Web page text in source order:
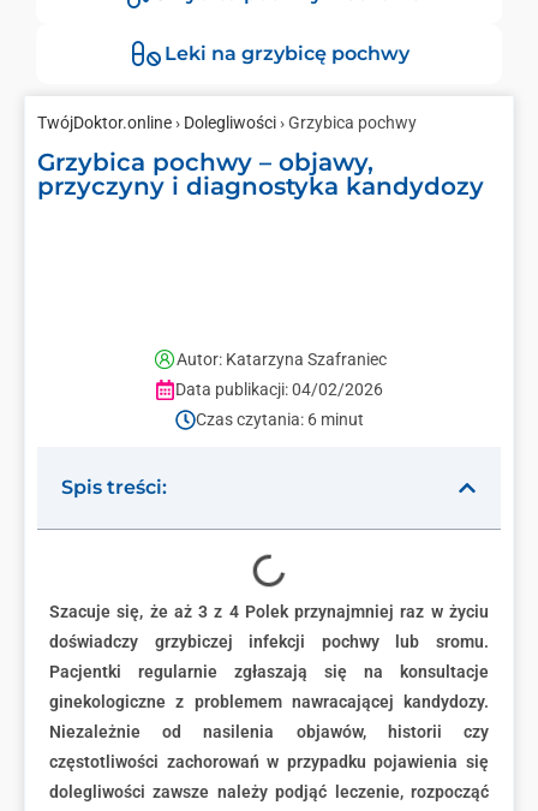
Leki na grzybicę pochwy
TwójDoktor.online › Dolegliwości › Grzybica pochwy
Grzybica pochwy – objawy,
przyczyny i diagnostyka kandydozy
Autor: Katarzyna Szafraniec
Data publikacji: 04/02/2026
Czas czytania: 6 minut
Spis treści:
Szacuje się, że aż 3 z 4 Polek przynajmniej raz w życiu
doświadczy grzybiczej infekcji pochwy lub sromu.
Pacjentki regularnie zgłaszają się na konsultacje
ginekologiczne z problemem nawracającej kandydozy.
Niezależnie od nasilenia objawów, historii czy
częstotliwości zachorowań w przypadku pojawienia się
dolegliwości zawsze należy podjąć leczenie, rozpocząć